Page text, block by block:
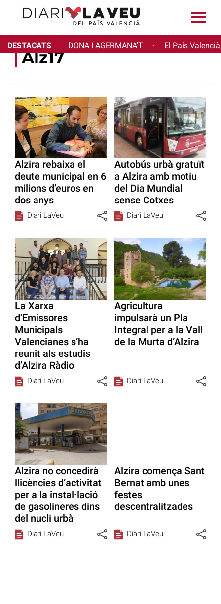
DESTACATS DONA I AGERMANA'T · El País
Alz17
Alzira rebaixa el
deute municipal en 6
milions d’euros en
dos anys
Diari LaVeu
Autobús urbà gratuït
a Alzira amb motiu
del Dia Mundial
sense Cotxes
Diari LaVeu
La Xarxa
d’Emissores
Municipals
Valencianes s’ha
reunit als estudis
d’Alzira Ràdio
Diari LaVeu
Agricultura
impulsarà un Pla
Integral per a la Vall
de la Murta d’Alzira
Diari LaVeu
Alzira no concedirà
llicències d’activitat
per a la instal·lació
de gasolineres dins
del nucli urbà
Diari LaVeu
Alzira comença Sant
Bernat amb unes
festes
descentralitzades
Diari LaVeu